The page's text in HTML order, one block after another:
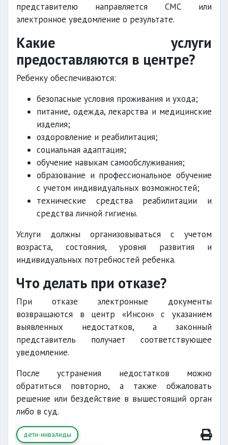
представителю направляется СМС или
электронное уведомление о результате.
Какие услуги
предоставляются в центре?
Ребенку обеспечиваются:
безопасные условия проживания и ухода;
питание, одежда, лекарства и медицинские
изделия;
оздоровление и реабилитация;
социальная адаптация;
обучение навыкам самообслуживания;
образование и профессиональное обучение
с учетом индивидуальных возможностей;
технические средства реабилитации и
средства личной гигиены.
Услуги должны организовываться с учетом
возраста, состояния, уровня развития и
индивидуальных потребностей ребенка.
Что делать при отказе?
При отказе электронные документы
возвращаются в центр «Инсон» с указанием
выявленных недостатков, а законный
представитель получает соответствующее
уведомление.
После устранения недостатков можно
обратиться повторно, а также обжаловать
решение или бездействие в вышестоящий орган
либо в суд.
дети-инвалиды